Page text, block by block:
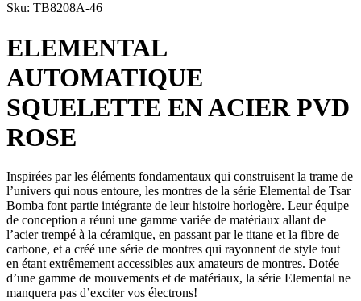
Sku: TB8208A-46
ELEMENTAL
AUTOMATIQUE
SQUELETTE EN ACIER PVD
ROSE
Inspirées par les éléments fondamentaux qui construisent la trame de
l’univers qui nous entoure, les montres de la série Elemental de Tsar
Bomba font partie intégrante de leur histoire horlogère. Leur équipe
de conception a réuni une gamme variée de matériaux allant de
l’acier trempé à la céramique, en passant par le titane et la fibre de
carbone, et a créé une série de montres qui rayonnent de style tout
en étant extrêmement accessibles aux amateurs de montres. Dotée
d’une gamme de mouvements et de matériaux, la série Elemental ne
manquera pas d’exciter vos électrons!